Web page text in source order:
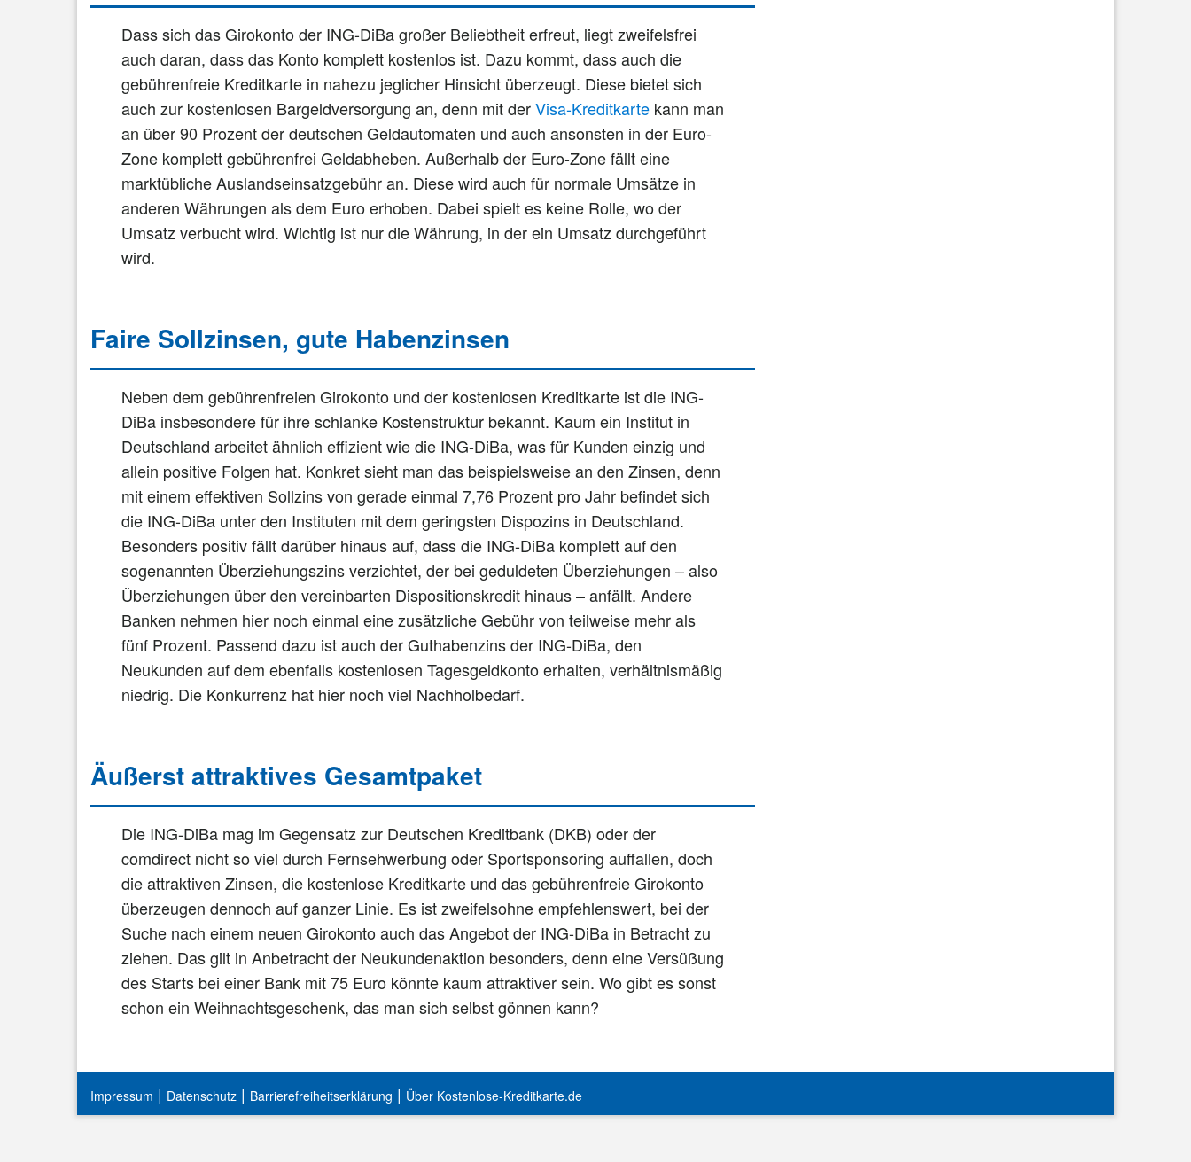
Dass sich das Girokonto der ING-DiBa großer Beliebtheit erfreut, liegt zweifelsfrei
auch daran, dass das Konto komplett kostenlos ist. Dazu kommt, dass auch die
gebührenfreie Kreditkarte in nahezu jeglicher Hinsicht überzeugt. Diese bietet sich
auch zur kostenlosen Bargeldversorgung an, denn mit derVisa-Kreditkarte kann man
an über 90 Prozent der deutschen Geldautomaten und auch ansonsten in der Euro-
Zone komplett gebührenfrei Geldabheben. Außerhalb der Euro-Zone fällt eine
marktübliche Auslandseinsatzgebühr an. Diese wird auch für normale Umsätze in
anderen Währungen als dem Euro erhoben. Dabei spielt es keine Rolle, wo der
Umsatz verbucht wird. Wichtig ist nur die Währung, in der ein Umsatz durchgeführt
wird.
Faire Sollzinsen, gute Habenzinsen
Neben dem gebührenfreien Girokonto und der kostenlosen Kreditkarte ist die ING-
DiBa insbesondere für ihre schlanke Kostenstruktur bekannt. Kaum ein Institut in
Deutschland arbeitet ähnlich effizient wie die ING-DiBa, was für Kunden einzig und
allein positive Folgen hat. Konkret sieht man das beispielsweise an den Zinsen, denn
mit einem effektiven Sollzins von gerade einmal 7,76 Prozent pro Jahr befindet sich
die ING-DiBa unter den Instituten mit dem geringsten Dispozins in Deutschland.
Besonders positiv fällt darüber hinaus auf, dass die ING-DiBa komplett auf den
sogenannten Überziehungszins verzichtet, der bei geduldeten Überziehungen – also
Überziehungen über den vereinbarten Dispositionskredit hinaus – anfällt. Andere
Banken nehmen hier noch einmal eine zusätzliche Gebühr von teilweise mehr als
fünf Prozent. Passend dazu ist auch der Guthabenzins der ING-DiBa, den
Neukunden auf dem ebenfalls kostenlosen Tagesgeldkonto erhalten, verhältnismäßig
niedrig. Die Konkurrenz hat hier noch viel Nachholbedarf.
Äußerst attraktives Gesamtpaket
Die ING-DiBa mag im Gegensatz zur Deutschen Kreditbank (DKB) oder der
comdirect nicht so viel durch Fernsehwerbung oder Sportsponsoring auffallen, doch
die attraktiven Zinsen, die kostenlose Kreditkarte und das gebührenfreie Girokonto
überzeugen dennoch auf ganzer Linie. Es ist zweifelsohne empfehlenswert, bei der
Suche nach einem neuen Girokonto auch das Angebot der ING-DiBa in Betracht zu
ziehen. Das gilt in Anbetracht der Neukundenaktion besonders, denn eine Versüßung
des Starts bei einer Bank mit 75 Euro könnte kaum attraktiver sein. Wo gibt es sonst
schon ein Weihnachtsgeschenk, das man sich selbst gönnen kann?
Impressum | Datenschutz | Barrierefreiheitserklärung | Über Kostenlose-Kreditkarte.de